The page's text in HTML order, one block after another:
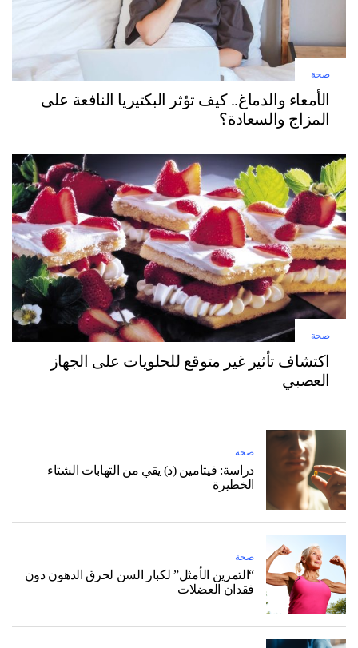
صحة
الأمعاء والدماغ.. كيف تؤثر البكتيريا النافعة على
المزاج والسعادة؟
صحة
اكتشاف تأثير غير متوقع للحلويات على الجهاز
العصبي
صحة
دراسة: فيتامين (د) يقي من التهابات الشتاء
الخطيرة
صحة
“التمرين الأمثل” لكبار السن لحرق الدهون دون
فقدان العضلات